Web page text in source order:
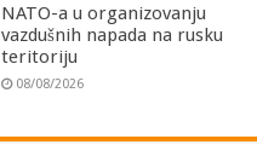
NATO-a u organizovanju
vazdušnih napada na rusku
teritoriju
08/08/2026